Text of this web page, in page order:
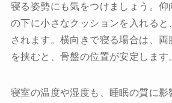
寝る姿勢にも気をつけましょう。
の下に小さなクッションを入れる
されます。横向きで寝る場合は、
を挟むと、骨盤の位置が安定します
寝室の温度や湿度も、睡眠の質に影